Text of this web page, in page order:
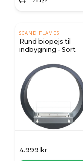
SCANDIFLAMES
Rund biopejs til
indbygning - Sort
4.999 kr